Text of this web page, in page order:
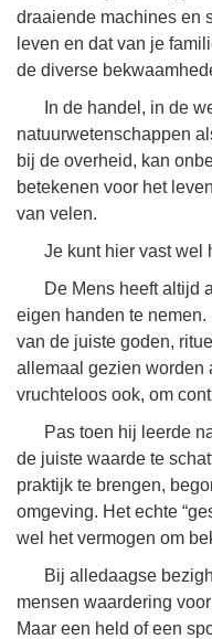
draaiende machines en
leven en dat van je
de diverse
In de handel, in de
natuurwetenschappen
bij de overheid, kan
betekenen voor het
van velen.
Je kunt hier vast wel
De Mens heeft altijd
eigen handen te
van de juiste goden,
allemaal gezien worden
vruchteloos ook, om
Pas toen hij leerde
de juiste waarde te
praktijk te brengen,
omgeving. Het echte
wel het vermogen om
Bij alledaagse
mensen waardering
Maar een held of een